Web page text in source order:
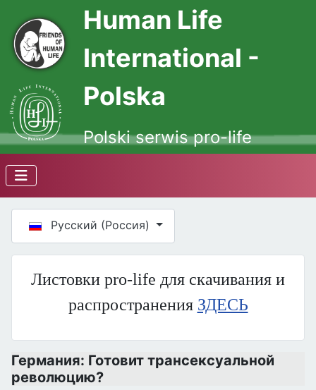
Human Life
International -
Polska
Polski serwis pro-life
Русский (Россия)
Листовки pro-life для скачивания и
распространения ЗДЕСЬ
Германия: Готовит трансексуальной
революцию?